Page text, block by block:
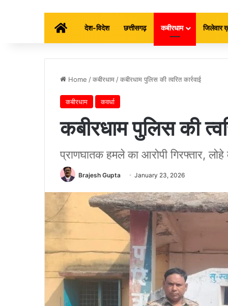
होम देश-विदेश छत्तीसगढ़ कबीरधाम जिलेवार
Home /कबीरधाम /कबीरधाम पुलिस की त्वरित कार्रवाई
कबीरधाम कवर्धा
कबीरधाम पुलिस की
प्राणघातक हमले का आरोपी गिरफ्तार, लोहे
Brajesh Gupta January 23, 2026